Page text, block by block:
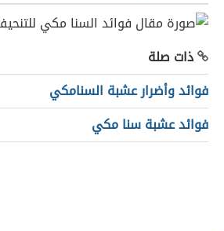
ذات صلة
فوائد وأضرار عشبة السنامكي
فوائد عشبة سنا مكي